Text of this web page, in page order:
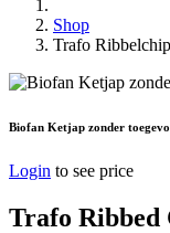
Shop
Trafo
Biofan Ketjap zonder
Login to see price
Trafo Ribbed